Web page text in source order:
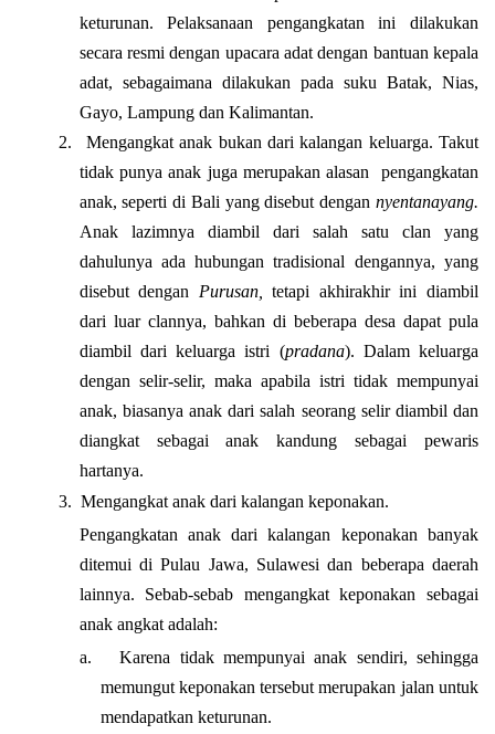
keturunan. Pelaksanaan pengangkatan ini dilakukan
secara resmi dengan upacara adat dengan bantuan kepala
adat, sebagaimana dilakukan pada suku Batak, Nias,
Gayo, Lampung dan Kalimantan.
2.
Mengangkat anak bukan dari kalangan keluarga. Takut
tidak punya anak juga merupakan alasan
pengangkatan
anak, seperti di Bali yang disebut dengan nyentanayang.
Anak lazimnya diambil dari salah satu clan yang
dahulunya ada hubungan tradisional dengannya, yang
disebut dengan Purusan,tetapi akhirakhir ini diambil
dari luar clannya, bahkan di beberapa desa dapat pula
diambil dari keluarga istri (pradana). Dalam keluarga
dengan selir-selir, maka apabila istri tidak mempunyai
anak, biasanya anak dari salah seorang selir diambil dan
diangkat sebagai anak kandung sebagai pewaris
hartanya.
3. Mengangkat anak dari kalangan keponakan.
Pengangkatan anak dari kalangan keponakan banyak
ditemui di Pulau Jawa, Sulawesi dan beberapa daerah
lainnya. Sebab-sebab mengangkat keponakan sebagai
anak angkat adalah:
a.
Karena tidak mempunyai anak sendiri, sehingga
memungut keponakan tersebut merupakan jalan untuk
mendapatkan keturunan.